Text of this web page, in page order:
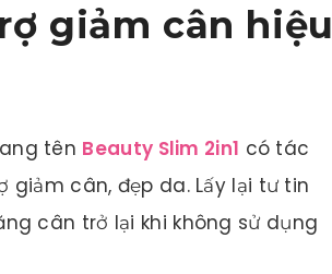
giảm cân hiệu
tên Beauty Slim 2in1 có tác
cân, đẹp da. Lấy lại tư tin
cân trở lại khi không sử dụng